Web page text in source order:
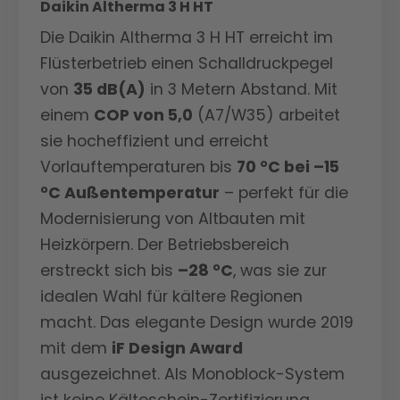
Daikin Altherma 3 H HT
Die Daikin Altherma 3 H HT erreicht im
Flüsterbetrieb einen Schalldruckpegel
von 35 dB(A) in 3 Metern Abstand. Mit
einem COP von 5,0 (A7/W35) arbeitet
sie hocheffizient und erreicht
Vorlauftemperaturen bis 70 °C bei –15
°C Außentemperatur – perfekt für die
Modernisierung von Altbauten mit
Heizkörpern. Der Betriebsbereich
erstreckt sich bis –28 °C, was sie zur
idealen Wahl für kältere Regionen
macht. Das elegante Design wurde 2019
mit dem iF Design Award
ausgezeichnet. Als Monoblock-System